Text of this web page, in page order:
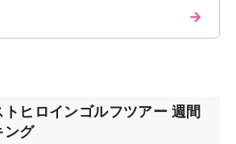
→
ヒロインゴルフツアー 週間
ング